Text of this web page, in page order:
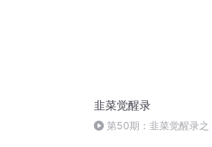
韭菜觉醒录
第50期：韭菜觉醒录之